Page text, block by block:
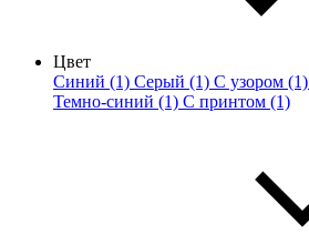
Цвет
Синий (1) Серый (1) С узором (1)
Темно-синий (1) С принтом (1)